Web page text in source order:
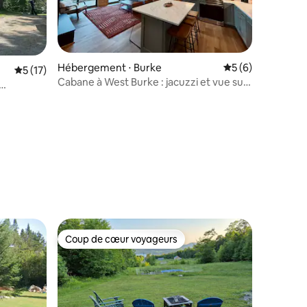
: 4,91 sur 5
Évaluation moyenne sur la base de 17 commentaires : 5 sur 5
5 (17)
Hébergement ⋅ Burke Évaluation
5 (6)
Cabane à West Burke : jacuzzi et vue sur
Coup de cœur voyageurs
Coup de cœur voyageurs